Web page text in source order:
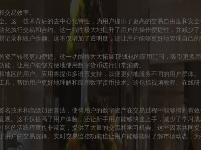
易效率。
这一技术背后的去中心化特性，为用户提供了更高的交易自由度和安全
执行交易和合约。这一特性极大地提升了用户的操作便捷性，并减少了
录和账户余额。这不仅增加了透明度，还让用户能够更好地管理自己的
产转移更加便捷。这一功能将大大拓展TP钱包的应用范围，吸引更多用
，让用户能够方便地使用数字货币进行日常消费。
区的用户。应用将提供多语言支持，以便更好地服务不同的用户群体。
，帮助用户更好地理解和应用数字货币技术。这包括视频教程、在线研
技术和高级加密算法，使得用户的数字资产在交易过程中能够得到有
。这不仅提高了用户体验，还让新手用户能够快速上手，减少了学习成
的活跃程度也非常高，提供了大量的交流和学习机会。这些因素共同提
户的交易选择。实时交易监控功能也让用户能够随时了解市场动态，为